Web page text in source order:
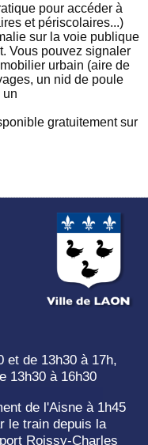
pour accéder à
et périscolaires...)
sur la voie publique
Vous pouvez signaler
urbain (aire de
un nid de poule
un
gratuitement sur
et de 13h30 à 17h,
13h30 à 16h30
de l'Aisne à 1h45
le train depuis la
Roissy-Charles